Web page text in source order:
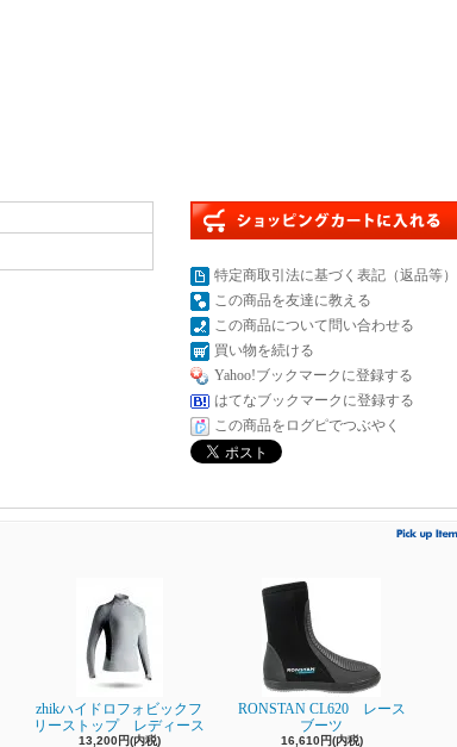
特定商取引法に基づく表記（返品等）
この商品を友達に教える
この商品について問い合わせる
買い物を続ける
Yahoo!ブックマークに登録する
はてなブックマークに登録する
この商品をログピでつぶやく
zhikハイドロフォビックフ
リーストップ レディース
13,200円(内税)
RONSTAN CL620 レース
ブーツ
16,610円(内税)